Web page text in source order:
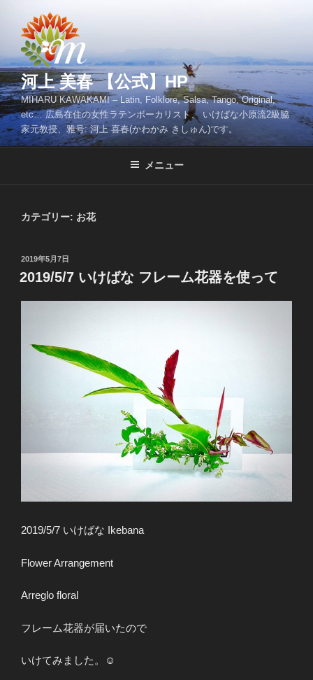
ン
ツ
へ
ス
キ
ッ
河上 美春 【公式】HP
MIHARU KAWAKAMI – Latin, Folklore, Salsa, Tango, Original,
etc… 広島在住の女性ラテンボーカリスト、 いけばな小原流2級脇
家元教授、雅号: 河上 喜春(かわかみ きしゅん)です。
メニュー
カテゴリー: お花
投
稿
日:
2019年5月7日
2019/5/7 いけばな フレーム花器を使って
2019/5/7 いけばな Ikebana
Flower Arrangement
Arreglo floral
フレーム花器が届いたので
いけてみました。☺️